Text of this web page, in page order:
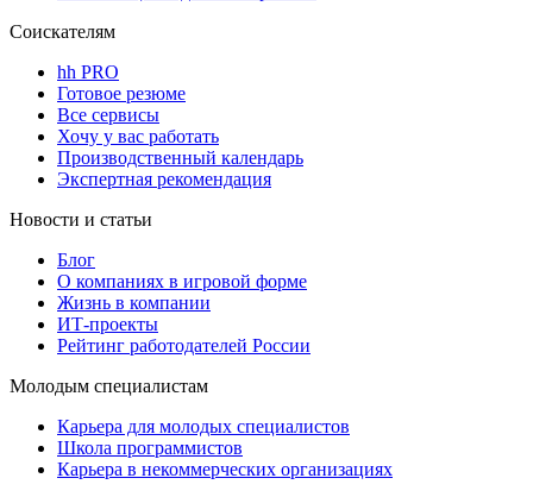
Соискателям
hh PRO
Готовое резюме
Все сервисы
Хочу у вас работать
Производственный календарь
Экспертная рекомендация
Новости и статьи
Блог
О компаниях в игровой форме
Жизнь в компании
ИТ-проекты
Рейтинг работодателей России
Молодым специалистам
Карьера для молодых специалистов
Школа программистов
Карьера в некоммерческих организациях